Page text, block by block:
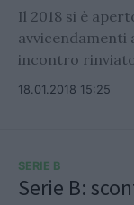
Il 2018 si è
avvicendamenti
incontro
18.01.2018 15:25
SERIE B
Serie B: